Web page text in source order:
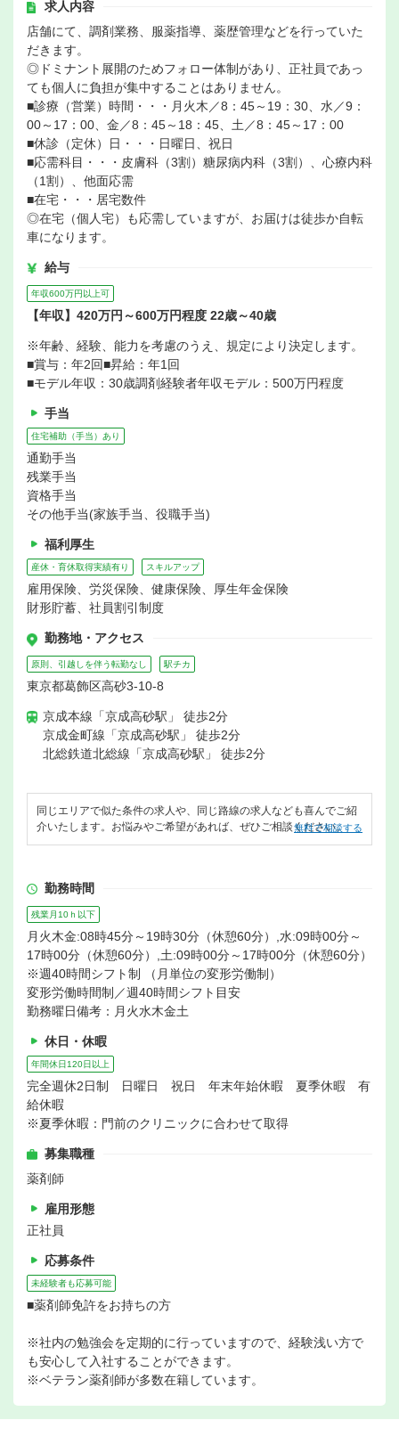
求人内容
店舗にて、調剤業務、服薬指導、薬歴管理などを行っていた
だきます。
◎ドミナント展開のためフォロー体制があり、正社員であっ
ても個人に負担が集中することはありません。
■診療（営業）時間・・・月火木／8：45～19：30、水／9：
00～17：00、金／8：45～18：45、土／8：45～17：00
■休診（定休）日・・・日曜日、祝日
■応需科目・・・皮膚科（3割）糖尿病内科（3割）、心療内科
（1割）、他面応需
■在宅・・・居宅数件
◎在宅（個人宅）も応需していますが、お届けは徒歩か自転
車になります。
給与
年収600万円以上可
【年収】420万円～600万円程度 22歳～40歳
※年齢、経験、能力を考慮のうえ、規定により決定します。
■賞与：年2回■昇給：年1回
■モデル年収：30歳調剤経験者年収モデル：500万円程度
手当
住宅補助（手当）あり
通勤手当
残業手当
資格手当
その他手当(家族手当、役職手当)
福利厚生
産休・育休取得実績有り スキルアップ
雇用保険、労災保険、健康保険、厚生年金保険
財形貯蓄、社員割引制度
勤務地・アクセス
原則、引越しを伴う転勤なし 駅チカ
東京都葛飾区高砂3-10-8
京成本線「京成高砂駅」 徒歩2分
京成金町線「京成高砂駅」 徒歩2分
北総鉄道北総線「京成高砂駅」 徒歩2分
同じエリアで似た条件の求人や、同じ路線の求人なども喜んでご紹
介いたします。お悩みやご希望があれば、ぜひご相談ください。
無料で相談する
勤務時間
残業月10ｈ以下
月火木金:08時45分～19時30分（休憩60分）,水:09時00分～
17時00分（休憩60分）,土:09時00分～17時00分（休憩60分）
※週40時間シフト制 （月単位の変形労働制）
変形労働時間制／週40時間シフト目安
勤務曜日備考：月火水木金土
休日・休暇
年間休日120日以上
完全週休2日制 日曜日 祝日 年末年始休暇 夏季休暇 有
給休暇
※夏季休暇：門前のクリニックに合わせて取得
募集職種
薬剤師
雇用形態
正社員
応募条件
未経験者も応募可能
■薬剤師免許をお持ちの方
※社内の勉強会を定期的に行っていますので、経験浅い方で
も安心して入社することができます。
※ベテラン薬剤師が多数在籍しています。